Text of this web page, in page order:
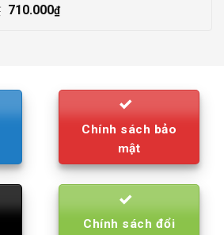
Original
710.000₫Current
Chính sách bảo
mật
Chính sách đổi